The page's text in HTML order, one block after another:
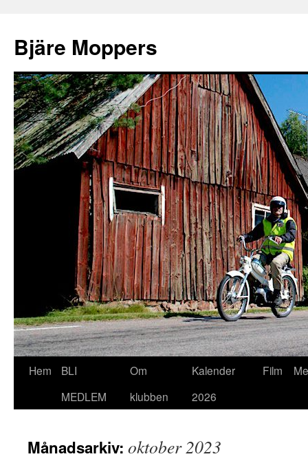
Bjäre Moppers
Hoppa
Hem
BLI
MEDLEM
Om
klubben
Kalender
2026
Film
Månadsarkiv: oktober 2023